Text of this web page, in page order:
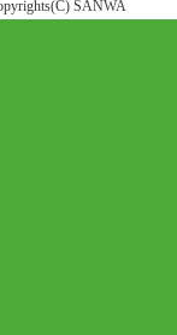
SANWA